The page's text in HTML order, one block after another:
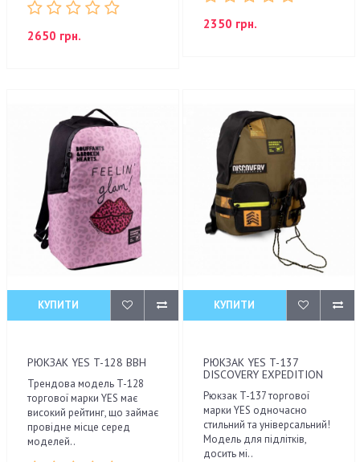
2650 грн.
2350 грн.
КУПИТИ
РЮКЗАК YES T-128 BBH
Трендова модель T-128
торгової марки YES має
високий рейтинг, що займає
провідне місце серед
моделей..
КУПИТИ
РЮКЗАК YES T-137
DISCOVERY EXPEDITION
Рюкзак T-137 торгової
марки YES одночасно
стильний та універсальний!
Модель для підлітків,
досить мі..